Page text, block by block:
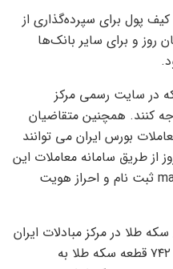
پول برای سپرده‌گذاری از
و برای سایر بانک‌ها
در سایت رسمی مرکز
کنند. همچنین متقاضیان
بورس ایران می توانند
شبانه روز از طریق سامانه معاملات این
مرکز به آدرس اینترنتی market.ice.ir ثبت نام و احراز هویت
طلا در مرکز مبادلات ایران
برگزار شده و در مجموع ۱۱۷ هزار و ۷۴۲ قطعه سکه طلا به